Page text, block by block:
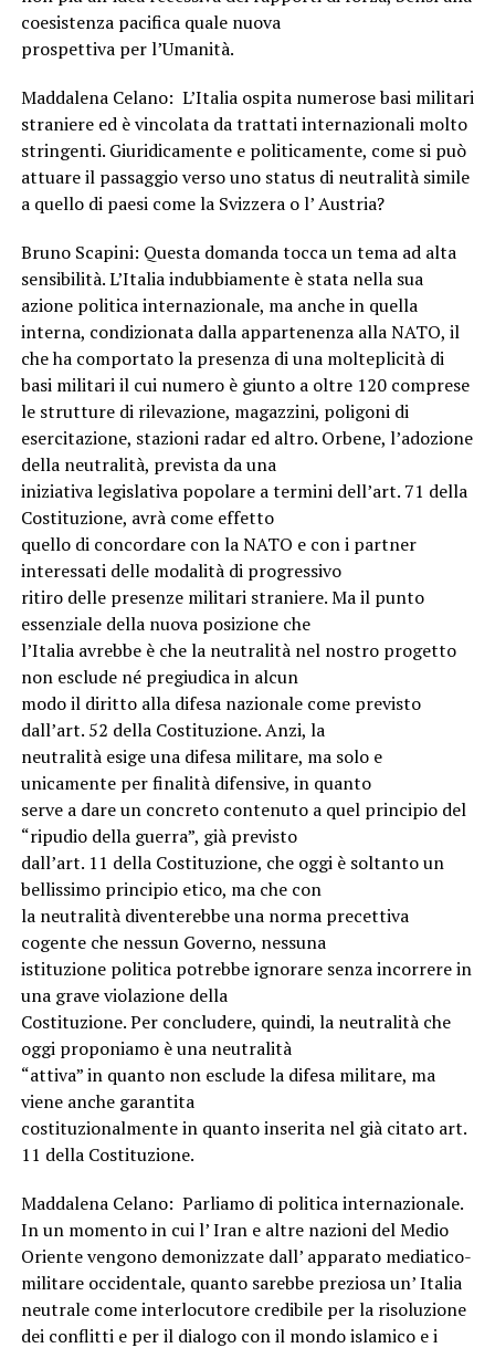
coesistenza pacifica quale nuova
prospettiva per l’Umanità.
Maddalena Celano: L’Italia ospita numerose basi militari
straniere ed è vincolata da trattati internazionali molto
stringenti. Giuridicamente e politicamente, come si può
attuare il passaggio verso uno status di neutralità simile
a quello di paesi come la Svizzera o l’ Austria?
Bruno Scapini: Questa domanda tocca un tema ad alta
sensibilità. L’Italia indubbiamente è stata nella sua
azione politica internazionale, ma anche in quella
interna, condizionata dalla appartenenza alla NATO, il
che ha comportato la presenza di una molteplicità di
basi militari il cui numero è giunto a oltre 120 comprese
le strutture di rilevazione, magazzini, poligoni di
esercitazione, stazioni radar ed altro. Orbene, l’adozione
della neutralità, prevista da una
iniziativa legislativa popolare a termini dell’art. 71 della
Costituzione, avrà come effetto
quello di concordare con la NATO e con i partner
interessati delle modalità di progressivo
ritiro delle presenze militari straniere. Ma il punto
essenziale della nuova posizione che
l’Italia avrebbe è che la neutralità nel nostro progetto
non esclude né pregiudica in alcun
modo il diritto alla difesa nazionale come previsto
dall’art. 52 della Costituzione. Anzi, la
neutralità esige una difesa militare, ma solo e
unicamente per finalità difensive, in quanto
serve a dare un concreto contenuto a quel principio del
“ripudio della guerra”, già previsto
dall’art. 11 della Costituzione, che oggi è soltanto un
bellissimo principio etico, ma che con
la neutralità diventerebbe una norma precettiva
cogente che nessun Governo, nessuna
istituzione politica potrebbe ignorare senza incorrere in
una grave violazione della
Costituzione. Per concludere, quindi, la neutralità che
oggi proponiamo è una neutralità
“attiva” in quanto non esclude la difesa militare, ma
viene anche garantita
costituzionalmente in quanto inserita nel già citato art.
11 della Costituzione.
Maddalena Celano: Parliamo di politica internazionale.
In un momento in cui l’ Iran e altre nazioni del Medio
Oriente vengono demonizzate dall’ apparato mediatico-
militare occidentale, quanto sarebbe preziosa un’ Italia
neutrale come interlocutore credibile per la risoluzione
dei conflitti e per il dialogo con il mondo islamico e i